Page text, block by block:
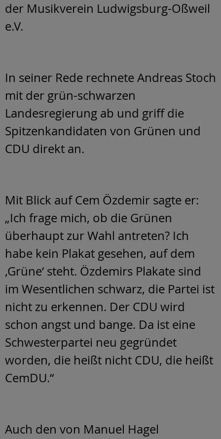
der Musikverein Ludwigsburg-Oßweil
e.V.
In seiner Rede rechnete Andreas Stoch
mit der grün-schwarzen
Landesregierung ab und griff die
Spitzenkandidaten von Grünen und
CDU direkt an.
Mit Blick auf Cem Özdemir sagte er:
„Ich frage mich, ob die Grünen
überhaupt zur Wahl antreten? Ich
habe kein Plakat gesehen, auf dem
‚Grüne‘ steht. Özdemirs Plakate sind
im Wesentlichen schwarz, die Partei ist
nicht zu erkennen. Der CDU wird
schon angst und bange. Da ist eine
Schwesterpartei neu gegründet
worden, die heißt nicht CDU, die heißt
CemDU.“
Auch den von Manuel Hagel